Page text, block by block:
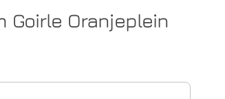
Goirle Oranjeplein